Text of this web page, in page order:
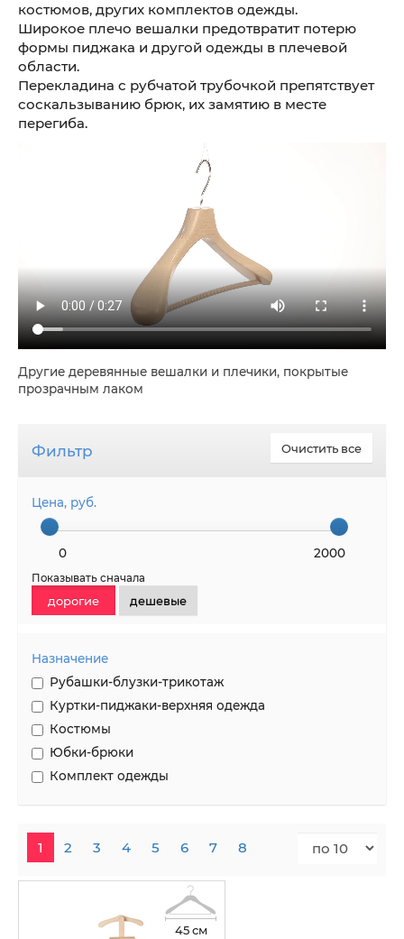
костюмов, других комплектов одежды.
Широкое плечо вешалки предотвратит потерю
формы пиджака и другой одежды в плечевой
области.
Перекладина с рубчатой трубочкой препятствует
соскальзыванию брюк, их замятию в месте
перегиба.
Другие деревянные вешалки и плечики, покрытые
прозрачным лаком
Очистить все
Фильтр
Цена, руб.
2000
0
Показывать сначала
дорогие дешевые
Назначение
Рубашки-блузки-трикотаж
Куртки-пиджаки-верхняя одежда
Костюмы
Юбки-брюки
Комплект одежды
1 2 3 4 5 6 7 8
45 см